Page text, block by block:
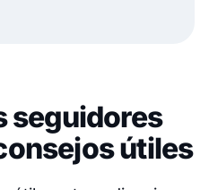
seguidores
útiles